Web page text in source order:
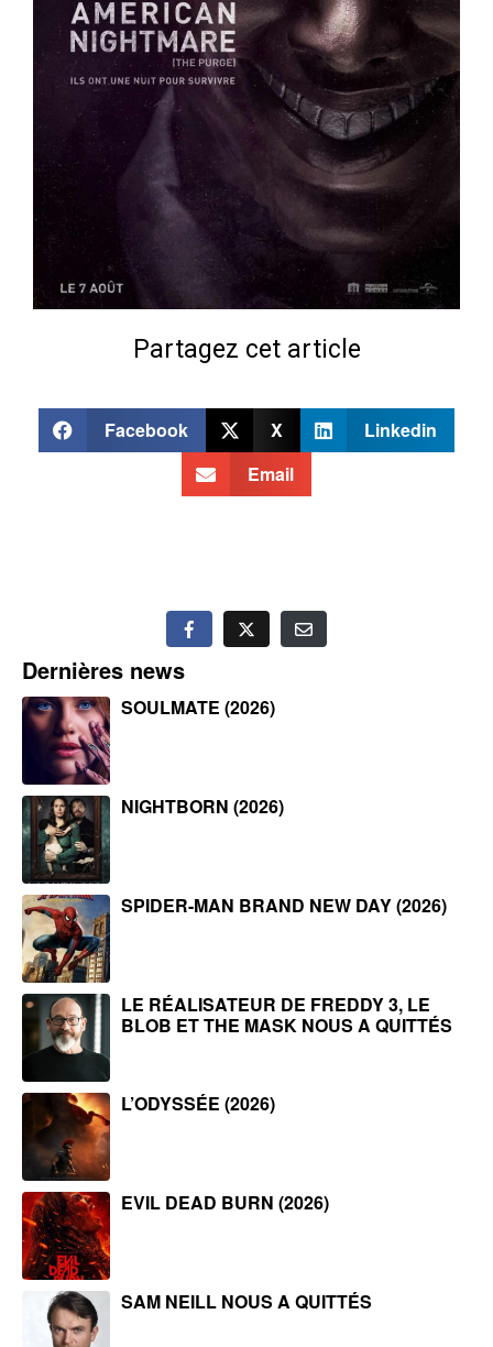
Partagez cet article
Facebook X
Linkedin
Email
Dernières news
SOULMATE (2026)
NIGHTBORN (2026)
SPIDER-MAN BRAND NEW DAY (2026)
LE RÉALISATEUR DE FREDDY 3, LE
BLOB ET THE MASK NOUS A QUITTÉS
L’ODYSSÉE (2026)
EVIL DEAD BURN (2026)
SAM NEILL NOUS A QUITTÉS